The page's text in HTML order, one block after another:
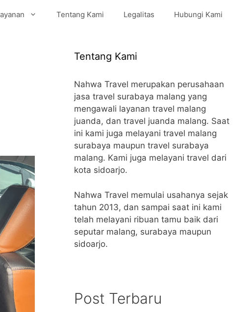
Tentang Kami Legalitas Hubungi Kami
Tentang Kami
Nahwa Travel merupakan perusahaan
jasa travel surabaya malang yang
mengawali layanan travel malang
juanda, dan travel juanda malang. Saat
ini kami juga melayani travel malang
surabaya maupun travel surabaya
malang. Kami juga melayani travel dari
kota sidoarjo.
Nahwa Travel memulai usahanya sejak
tahun 2013, dan sampai saat ini kami
telah melayani ribuan tamu baik dari
seputar malang, surabaya maupun
sidoarjo.
Post Terbaru